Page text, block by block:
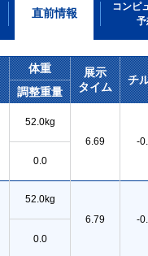
直前情報
コンピ
予
体重
展示
タイム
チ
調整重量
52.0kg
6.69
-
0.0
52.0kg
6.79
-
0.0